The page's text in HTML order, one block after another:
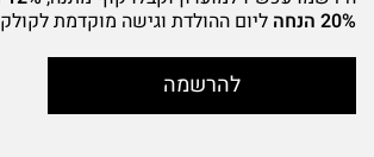
20% הנחה
ליום ההולדת וגישה מוקדמת
להרשמה